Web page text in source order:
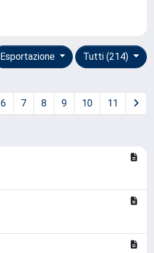
Tutti (214)
Esportazione
6 7 8 9 10 11